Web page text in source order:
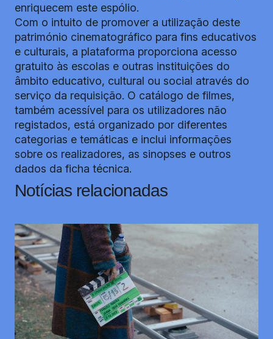
enriquecem este espólio.
Com o intuito de promover a utilização deste
património cinematográfico para fins educativos
e culturais, a plataforma proporciona acesso
gratuito às escolas e outras instituições do
âmbito educativo, cultural ou social através do
serviço da requisição. O catálogo de filmes,
também acessível para os utilizadores não
registados, está organizado por diferentes
categorias e temáticas e inclui informações
sobre os realizadores, as sinopses e outros
dados da ficha técnica.
Notícias relacionadas